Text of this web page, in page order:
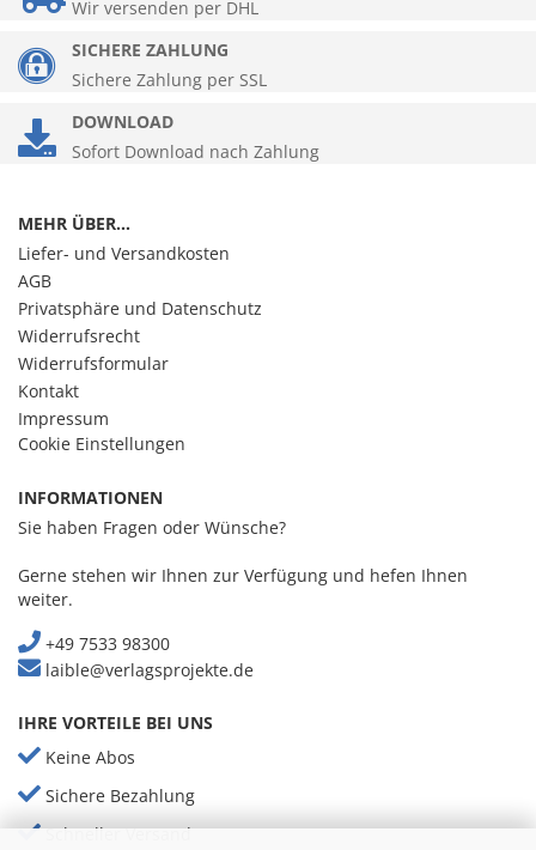
Wir versenden per DHL
SICHERE ZAHLUNG
Sichere Zahlung per SSL
DOWNLOAD
Sofort Download nach Zahlung
MEHR ÜBER...
Liefer- und Versandkosten
AGB
Privatsphäre und Datenschutz
Widerrufsrecht
Widerrufsformular
Kontakt
Impressum
Cookie Einstellungen
INFORMATIONEN
Sie haben Fragen oder Wünsche?
Gerne stehen wir Ihnen zur Verfügung und hefen Ihnen
weiter.
+49 7533 98300
laible@verlagsprojekte.de
IHRE VORTEILE BEI UNS
Keine Abos
Sichere Bezahlung
Schneller Versand